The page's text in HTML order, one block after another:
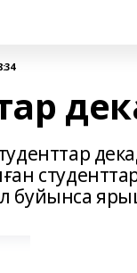
буйынса